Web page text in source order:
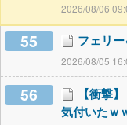
2026/08/06
55 フェリ
2026/08/05
56
【衝撃
気付いたｗ